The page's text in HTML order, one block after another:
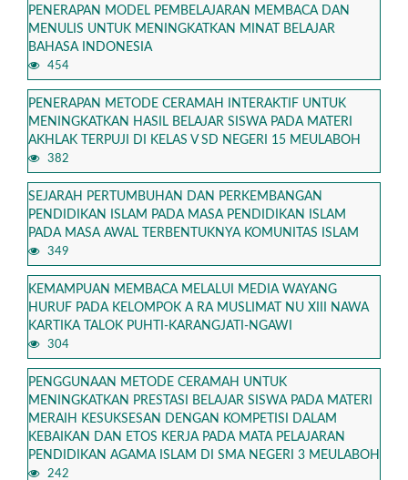
PENERAPAN MODEL PEMBELAJARAN MEMBACA DAN
MENULIS UNTUK MENINGKATKAN MINAT BELAJAR
BAHASA INDONESIA
454
PENERAPAN METODE CERAMAH INTERAKTIF UNTUK
MENINGKATKAN HASIL BELAJAR SISWA PADA MATERI
AKHLAK TERPUJI DI KELAS V SD NEGERI 15 MEULABOH
382
SEJARAH PERTUMBUHAN DAN PERKEMBANGAN
PENDIDIKAN ISLAM PADA MASA PENDIDIKAN ISLAM
PADA MASA AWAL TERBENTUKNYA KOMUNITAS ISLAM
349
KEMAMPUAN MEMBACA MELALUI MEDIA WAYANG
HURUF PADA KELOMPOK A RA MUSLIMAT NU XIII NAWA
KARTIKA TALOK PUHTI-KARANGJATI-NGAWI
304
PENGGUNAAN METODE CERAMAH UNTUK
MENINGKATKAN PRESTASI BELAJAR SISWA PADA MATERI
MERAIH KESUKSESAN DENGAN KOMPETISI DALAM
KEBAIKAN DAN ETOS KERJA PADA MATA PELAJARAN
PENDIDIKAN AGAMA ISLAM DI SMA NEGERI 3 MEULABOH
242